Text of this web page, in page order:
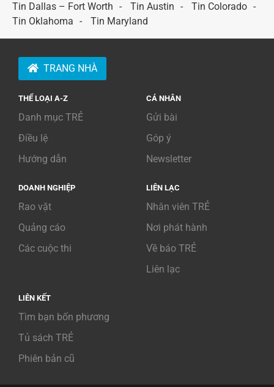
Tin Dallas – Fort Worth
Tin Austin
Tin Colorado
Tin Oklahoma
Tin Maryland
TRANG NHÀ
THỂ LOẠI A-Z
Danh mục TRẺ
Điều lệ
Hướng dẫn
CÁ NHÂN
Gửi bài
Góp ý
Newsletter
DOANH NGHIỆP
Rao vặt
Quảng cáo
Các cuộc thi
LIÊN LẠC
Nhân viên TRẺ
Nơi phát hành
Về báo TRẺ
Liên lạc
LIÊN KẾT
Tìm bạn bốn phương
Tủ sách TRẺ
Phiên bản cũ